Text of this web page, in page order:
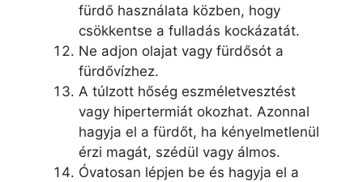
fürdő használata közben, hogy
csökkentse a fulladás kockázatát.
Ne adjon olajat vagy fürdősót a
fürdővízhez.
A túlzott hőség eszméletvesztést
vagy hipertermiát okozhat. Azonnal
hagyja el a fürdőt, ha kényelmetlenül
érzi magát, szédül vagy álmos.
Óvatosan lépjen be és hagyja el a